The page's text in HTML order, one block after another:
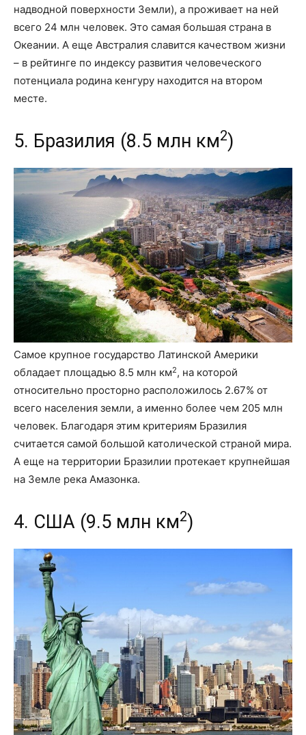
надводной поверхности Земли), а проживает на ней
всего 24 млн человек. Это самая большая страна в
Океании. А еще Австралия славится качеством жизни
– в рейтинге по индексу развития человеческого
потенциала родина кенгуру находится на втором
месте.
5. Бразилия (8.5 млн км2)
Самое крупное государство Латинской Америки
обладает площадью 8.5 млн км2, на которой
относительно просторно расположилось 2.67% от
всего населения земли, а именно более чем 205 млн
человек. Благодаря этим критериям Бразилия
считается самой большой католической страной мира.
А еще на территории Бразилии протекает крупнейшая
на Земле река Амазонка.
4. США (9.5 млн км2)